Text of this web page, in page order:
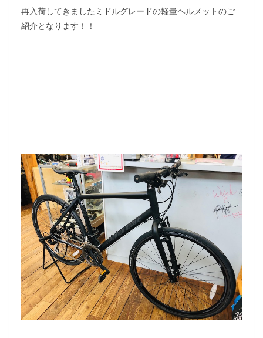
再入荷してきましたミドルグレードの軽量ヘルメットのご
紹介となります！！